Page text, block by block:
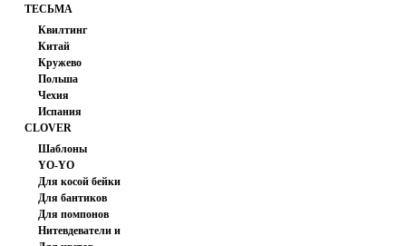
ТЕСЬМА
Квилтинг
Китай
Кружево
Польша
Чехия
Испания
CLOVER
Шаблоны
YO-YO
Для косой бейки
Для бантиков
Для помпонов
Нитевдеватели и